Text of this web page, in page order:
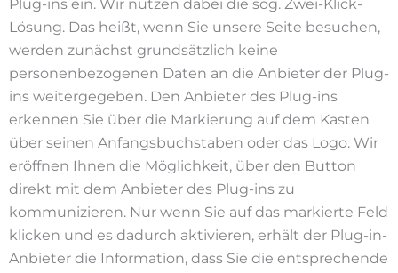
Plug-ins ein. Wir nutzen dabei die sog. Zwei-Klick-
Lösung. Das heißt, wenn Sie unsere Seite besuchen,
werden zunächst grundsätzlich keine
personenbezogenen Daten an die Anbieter der Plug-
ins weitergegeben. Den Anbieter des Plug-ins
erkennen Sie über die Markierung auf dem Kasten
über seinen Anfangsbuchstaben oder das Logo. Wir
eröffnen Ihnen die Möglichkeit, über den Button
direkt mit dem Anbieter des Plug-ins zu
kommunizieren. Nur wenn Sie auf das markierte Feld
klicken und es dadurch aktivieren, erhält der Plug-in-
Anbieter die Information, dass Sie die entsprechende